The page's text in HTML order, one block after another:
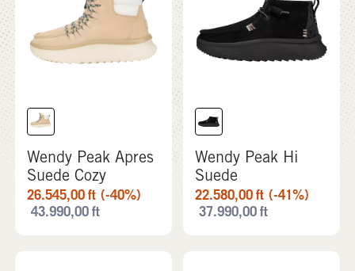
Wendy Peak Apres
Suede Cozy
26.545,00ft (-40%)
43.990,00ft
Wendy Peak Hi
Suede
22.580,00ft (-41%)
37.990,00ft